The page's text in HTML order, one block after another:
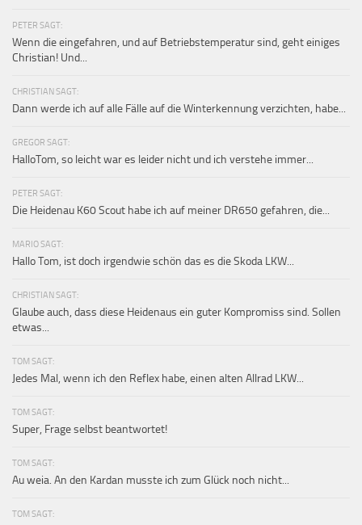
PETER SAGT:
Wenn die eingefahren, und auf Betriebstemperatur sind, geht einiges
Christian! Und...
CHRISTIAN SAGT:
Dann werde ich auf alle Fälle auf die Winterkennung verzichten, habe...
GREGOR SAGT:
HalloTom, so leicht war es leider nicht und ich verstehe immer...
PETER SAGT:
Die Heidenau K60 Scout habe ich auf meiner DR650 gefahren, die...
MARIO SAGT:
Hallo Tom, ist doch irgendwie schön das es die Skoda LKW...
CHRISTIAN SAGT:
Glaube auch, dass diese Heidenaus ein guter Kompromiss sind. Sollen
etwas...
TOM SAGT:
Jedes Mal, wenn ich den Reflex habe, einen alten Allrad LKW...
TOM SAGT:
Super, Frage selbst beantwortet!
TOM SAGT:
Au weia. An den Kardan musste ich zum Glück noch nicht...
TOM SAGT: